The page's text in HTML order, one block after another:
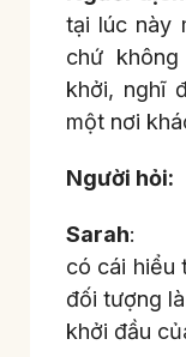
tại lúc này
chứ
khởi, nghĩ
một nơi
Người hỏi:
Sarah: Ở
có cái hiểu
đối tượng
khởi đầu